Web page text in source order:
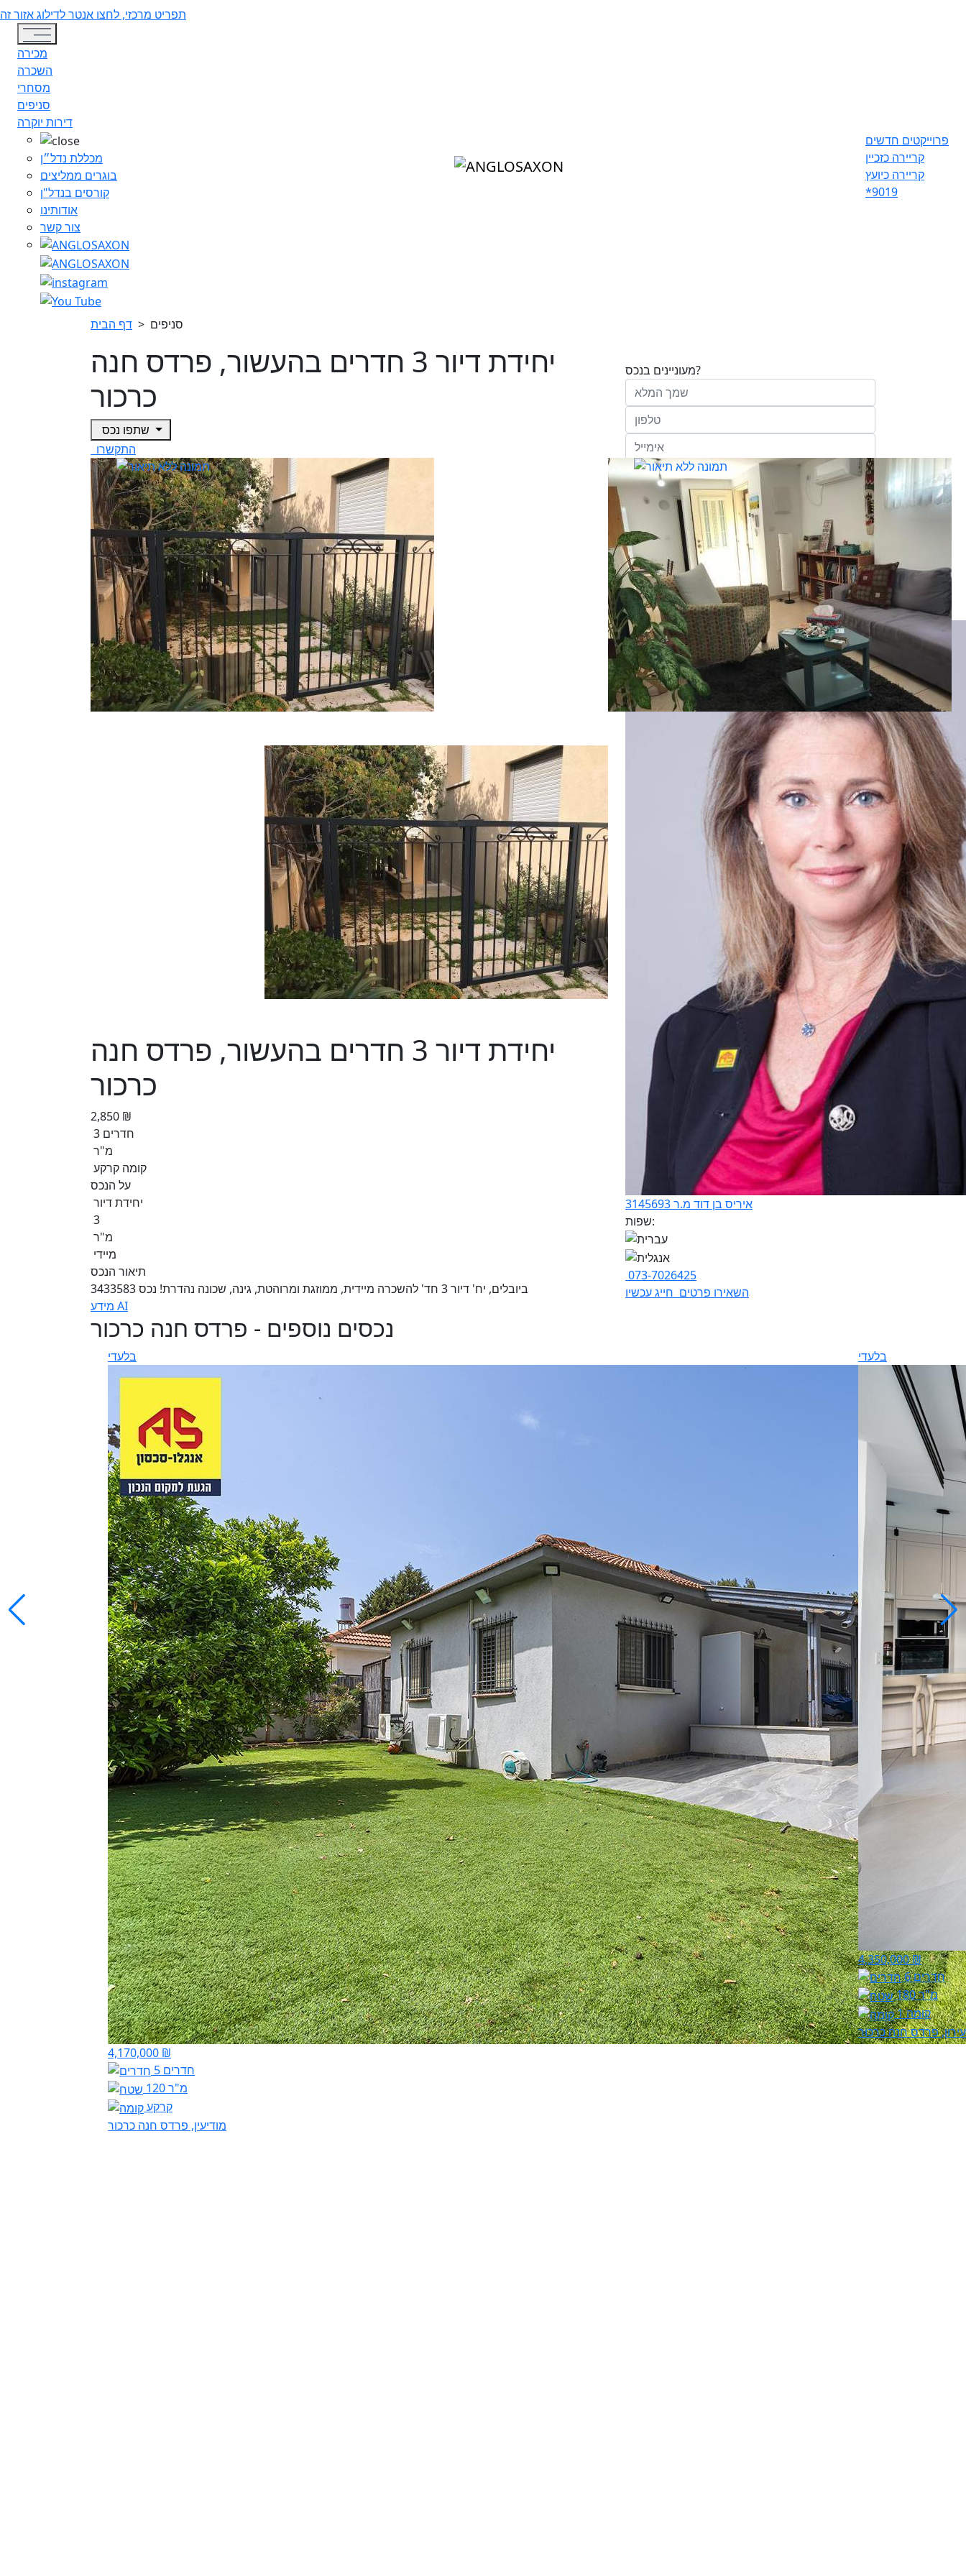
תפריט מרכזי, לחצו אנטר לדילוג אזור זה
Toggle navigation
מכירה
השכרה
מסחרי
סניפים
דירות יוקרה
מכללת נדל״ן
בוגרים ממליצים
קורסים בנדל"ן
אודותינו
צור קשר
פרוייקטים חדשים
קריירה כזכיין
קריירה כיועץ
*9019
דף הבית > סניפים
יחידת דיור 3 חדרים בהעשור, פרדס חנה
כרכור
התקשרו
יחידת דיור 3 חדרים בהעשור, פרדס חנה
כרכור
2,850 ₪
3 חדרים
מ"ר
קומה קרקע
על הנכס
יחידת דיור
3
מ"ר
מיידי
תיאור הנכס
ביובלים, יח' דיור 3 חד' להשכרה מיידית, ממוזגת ומרוהטת, גינה, שכונה נהדרת! נכס 3433583
מידע AI
מעוניינים בנכס?
הריני נותן בזאת את הסכמתי המפורשת לקבל
מחב' אנגלו סכסון סוכנות לנכסים (ישראל 1992)
בע"מ ו/או מי מטעמה ("אנגלו סכסון") בדוא"ל,
במסרונים ובשיחת טלפון שיווקית, הצעות ודברי שיווק
ופרסומת כהגדרתם בחוק וכן, שפרטיי האישיים
יישמרו במאגריה וישמשו אותה לשליחת מידע ולקידום
פעילותיה, לרבות אך לא רק, לעריכת ניתוח מידע
ומחקר סטטיסטי.למדיניות הפרטיות של החברה.
שלח
איריס בן דוד מ.ר 3145693
שפות:
073-7026425
השאירו פרטים חייג עכשיו
נכסים נוספים - פרדס חנה כרכור
בלעדי
4,170,000 ₪
5 חדרים
120 מ"ר
קרקע
מודיעין, פרדס חנה כרכור
בלעדי
4,350,000 ₪
6 חדרים
180 מ"ר
קומה 1
פרדס חנה כרכור